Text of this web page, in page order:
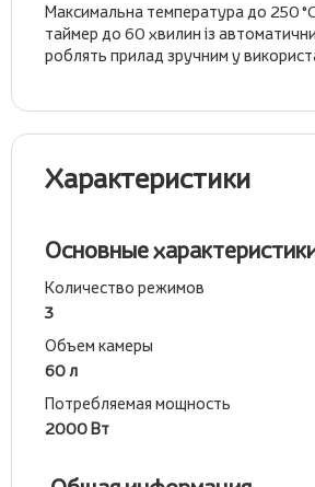
Максимальна температура до 250
таймер до 60 хвилин із
роблять прилад зручним у
Характеристики
Основные
Количество режимов
3
Объем камеры
60 л
Потребляемая мощность
2000 Вт